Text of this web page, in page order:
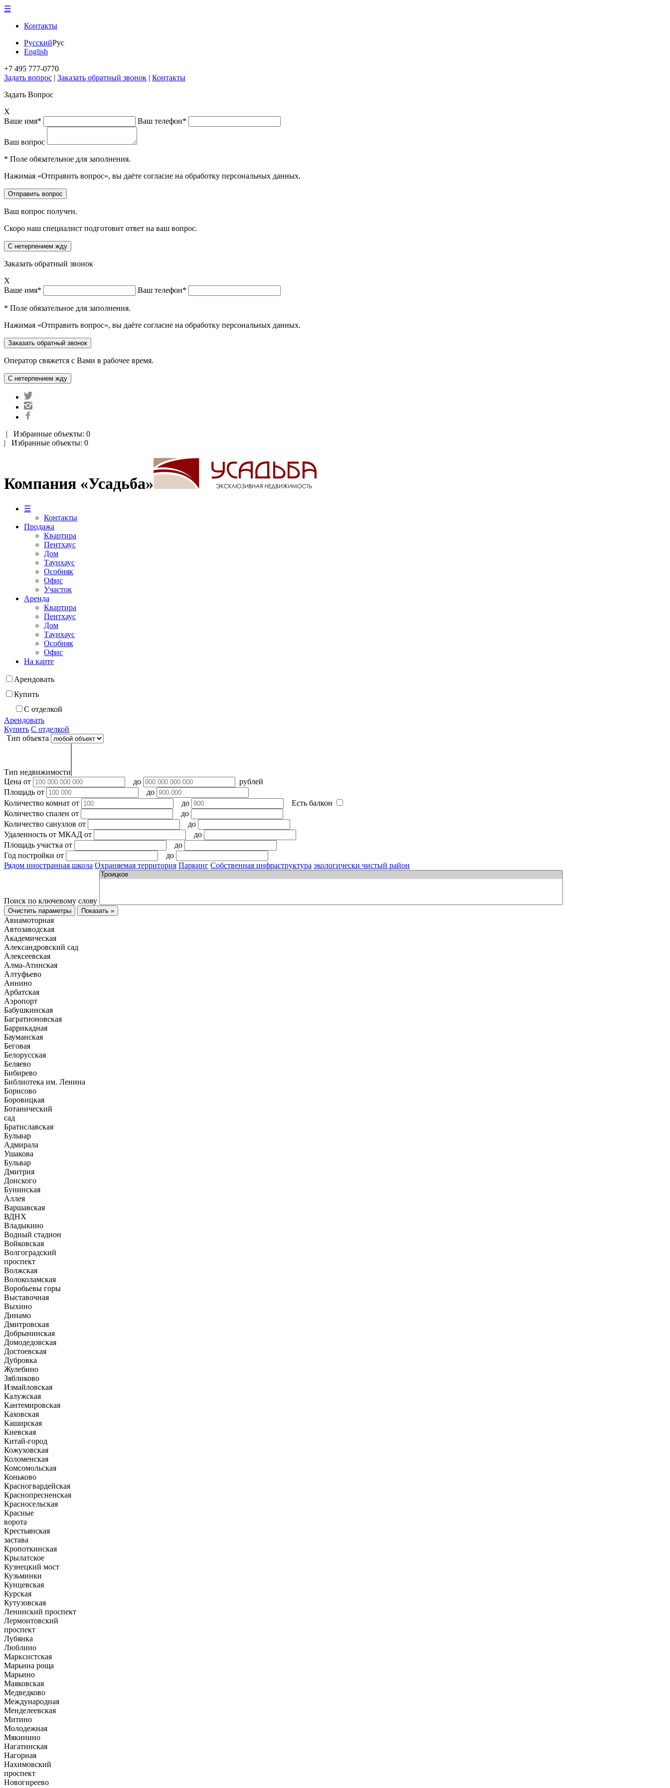
☰
Контакты
РусскийРус
English
+7 495 777-0770
Задать вопрос | Заказать обратный звонок | Контакты
Задать Вопрос
X
Ваше имя*
Ваш телефон*
Ваш вопрос
* Поле обязательное для заполнения.
Нажимая «Отправить вопрос», вы даёте согласие на обработку персональных данных.
Ваш вопрос получен.
Скоро наш специалист подготовит ответ на ваш вопрос.
Заказать обратный звонок
X
Ваше имя*
Ваш телефон*
* Поле обязательное для заполнения.
Нажимая «Отправить вопрос», вы даёте согласие на обработку персональных данных.
Оператор свяжется с Вами в рабочее время.
| Избранные объекты: 0
| Избранные объекты: 0
Компания «Усадьба»
☰
Контакты
Продажа
Квартира
Пентхаус
Дом
Таунхаус
Особняк
Офис
Участок
Аренда
Квартира
Пентхаус
Дом
Таунхаус
Особняк
Офис
На карте
Арендовать
Купить
С отделкой
Арендовать
Купить С отделкой
Тип объекта
Тип недвижимости
Цена от до
рублей
Площадь от
до
Количество комнат от до
Есть балкон
Количество спален от
до
Количество санузлов от
до
Удаленность от МКАД от
до
Площадь участка от
до
Год постройки от
до
Рядом иностранная школа Охраняемая территория Паркинг Собственная инфраструктура экологически чистый район
Поиск по ключевому слову
Очистить параметры Показать »
Авиамоторная
Автозаводская
Академическая
Александровский сад
Алексеевская
Алма-Атинская
Алтуфьево
Аннино
Арбатская
Аэропорт
Бабушкинская
Багратионовская
Баррикадная
Бауманская
Беговая
Белорусская
Беляево
Бибирево
Библиотека им. Ленина
Борисово
Боровицкая
Ботанический
сад
Братиславская
Бульвар
Адмирала
Ушакова
Бульвар
Дмитрия
Донского
Бунинская
Аллея
Варшавская
ВДНХ
Владыкино
Водный стадион
Войковская
Волгоградский
проспект
Волжская
Волоколамская
Воробьевы горы
Выставочная
Выхино
Динамо
Дмитровская
Добрынинская
Домодедовская
Достоевская
Дубровка
Жулебино
Зябликово
Измайловская
Калужская
Кантемировская
Каховская
Каширская
Киевская
Китай-город
Кожуховская
Коломенская
Комсомольская
Коньково
Красногвардейская
Краснопресненская
Красносельская
Красные
ворота
Крестьянская
застава
Кропоткинская
Крылатское
Кузнецкий мост
Кузьминки
Кунцевская
Курская
Кутузовская
Ленинский проспект
Лермонтовский
проспект
Лубянка
Люблино
Марксистская
Марьина роща
Марьино
Маяковская
Медведково
Международная
Менделеевская
Митино
Молодежная
Мякинино
Нагатинская
Нагорная
Нахимовский
проспект
Новогиреево